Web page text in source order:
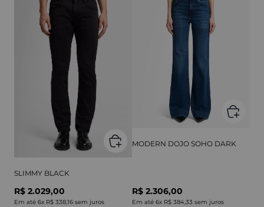
SLIMMY BLACK
R$ 2.029,00
Em até 6x R$ 338,16 sem juros
MODERN DOJO SOHO DARK
R$ 2.306,00
Em até 6x R$ 384,33 sem juros